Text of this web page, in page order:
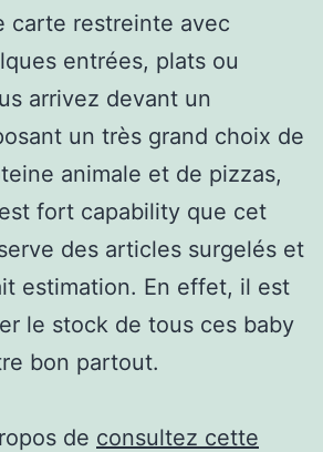
carte restreinte avec
entrées, plats ou
arrivez devant un
un très grand choix de
animale et de pizzas,
fort capability que cet
des articles surgelés et
estimation. En effet, il est
le stock de tous ces baby
bon partout.
de consultez cette